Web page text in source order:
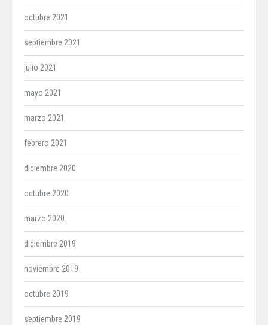
octubre 2021
septiembre 2021
julio 2021
mayo 2021
marzo 2021
febrero 2021
diciembre 2020
octubre 2020
marzo 2020
diciembre 2019
noviembre 2019
octubre 2019
septiembre 2019